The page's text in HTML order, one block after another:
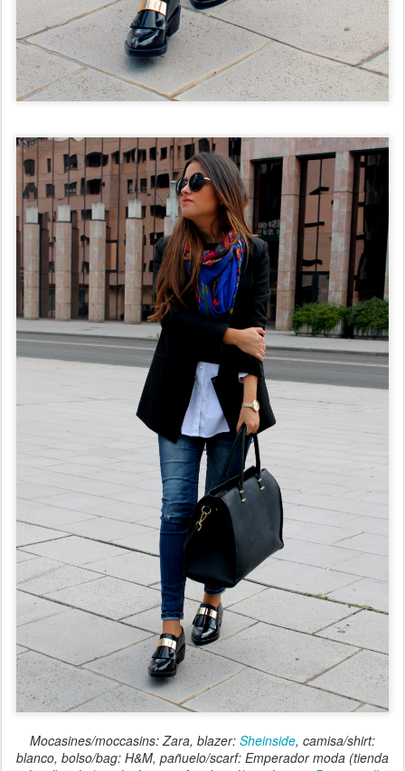
Mocasines/moccasins: Zara, blazer: Sheinside, camisa/shirt:
blanco, bolso/bag: H&M, pañuelo/scarf: Emperador moda (tienda